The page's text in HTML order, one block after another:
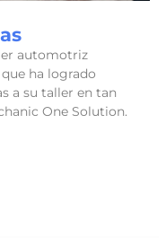
automotriz
ha logrado
a su taller en tan
One Solution.